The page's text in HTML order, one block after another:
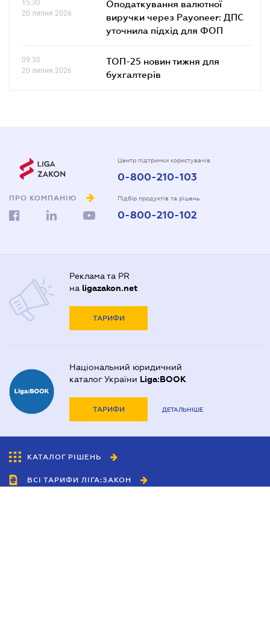
15.30
20 липня 2026
Оподаткування валютної
виручки через Payoneer: ДПС
уточнила підхід для ФОП
09.30
20 липня 2026
ТОП-25 новин тижня для
бухгалтерів
ПРО КОМПАНІЮ
Центр підтримки користувачів
0-800-210-103
Підбір продуктів та рішень
0-800-210-102
Реклама та PR
на ligazakon.net
ТАРИФИ
Національний юридичний
каталог України Liga:BOOK
ТАРИФИ ДЕТАЛЬНІШЕ
КАТАЛОГ РІШЕНЬ
ВСІ ТАРИФИ ЛІГА:ЗАКОН